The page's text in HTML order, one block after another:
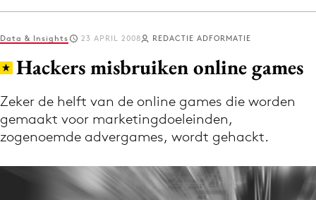
Log in
Download de app
Volg het laatste nieuws via de Adformatie
Nieuws app
Data & Insights 23 APRIL 2008 REDACTIE ADFORMATIE
Hackers misbruiken online games
Zeker de helft van de online games die worden
gemaakt voor marketingdoeleinden,
zogenoemde advergames, wordt gehackt.